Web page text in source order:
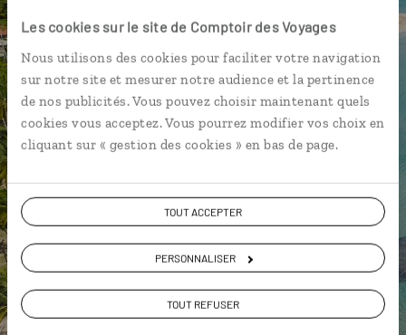
Les cookies sur le site de Comptoir des Voyages
Nous utilisons des cookies pour faciliter votre navigation
sur notre site et mesurer notre audience et la pertinence
de nos publicités. Vous pouvez choisir maintenant quels
cookies vous acceptez. Vous pourrez modifier vos choix en
cliquant sur « gestion des cookies » en bas de page.
TOUT ACCEPTER
PERSONNALISER
TOUT REFUSER
Claire,
spécialiste République
Dominicaine
spécialistes
Ils sauront organiser votre itinéraire au plus
près de vos envies et de la réalité du pays.
Échangez en face à face ou depuis nos studios
connectés en agence, mais aussi par email ou
téléphone.